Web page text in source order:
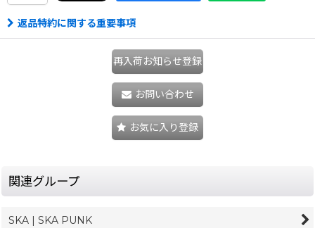
返品特約に関する重要事項
再入荷お知らせ登録
お問い合わせ
お気に入り登録
関連グループ
SKA | SKA PUNK